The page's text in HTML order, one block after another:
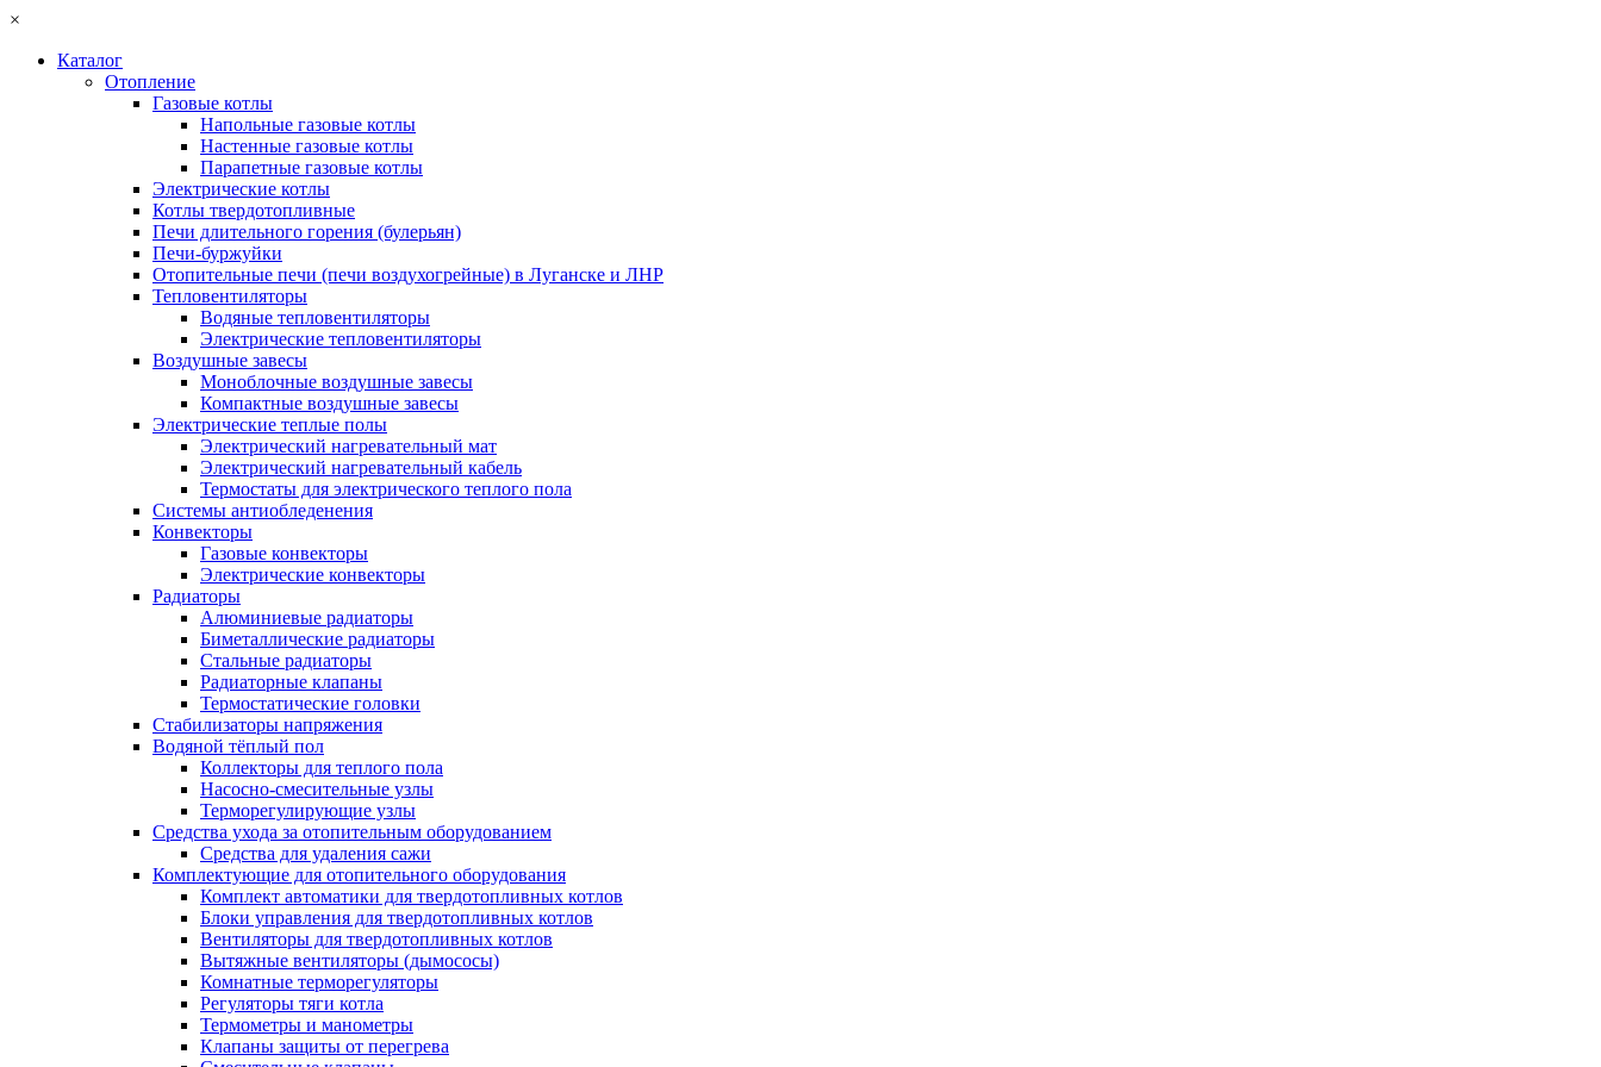
×
Каталог
Отопление
Газовые котлы
Напольные газовые котлы
Настенные газовые котлы
Парапетные газовые котлы
Электрические котлы
Котлы твердотопливные
Печи длительного горения (булерьян)
Печи-буржуйки
Отопительные печи (печи воздухогрейные) в Луганске и ЛНР
Тепловентиляторы
Водяные тепловентиляторы
Электрические тепловентиляторы
Воздушные завесы
Моноблочные воздушные завесы
Компактные воздушные завесы
Электрические теплые полы
Электрический нагревательный мат
Электрический нагревательный кабель
Термостаты для электрического теплого пола
Системы антиобледенения
Конвекторы
Газовые конвекторы
Электрические конвекторы
Радиаторы
Алюминиевые радиаторы
Биметаллические радиаторы
Стальные радиаторы
Радиаторные клапаны
Термостатические головки
Стабилизаторы напряжения
Водяной тёплый пол
Коллекторы для теплого пола
Насосно-смесительные узлы
Терморегулирующие узлы
Средства ухода за отопительным оборудованием
Средства для удаления сажи
Комплектующие для отопительного оборудования
Комплект автоматики для твердотопливных котлов
Блоки управления для твердотопливных котлов
Вентиляторы для твердотопливных котлов
Вытяжные вентиляторы (дымососы)
Комнатные терморегуляторы
Регуляторы тяги котла
Термометры и манометры
Клапаны защиты от перегрева